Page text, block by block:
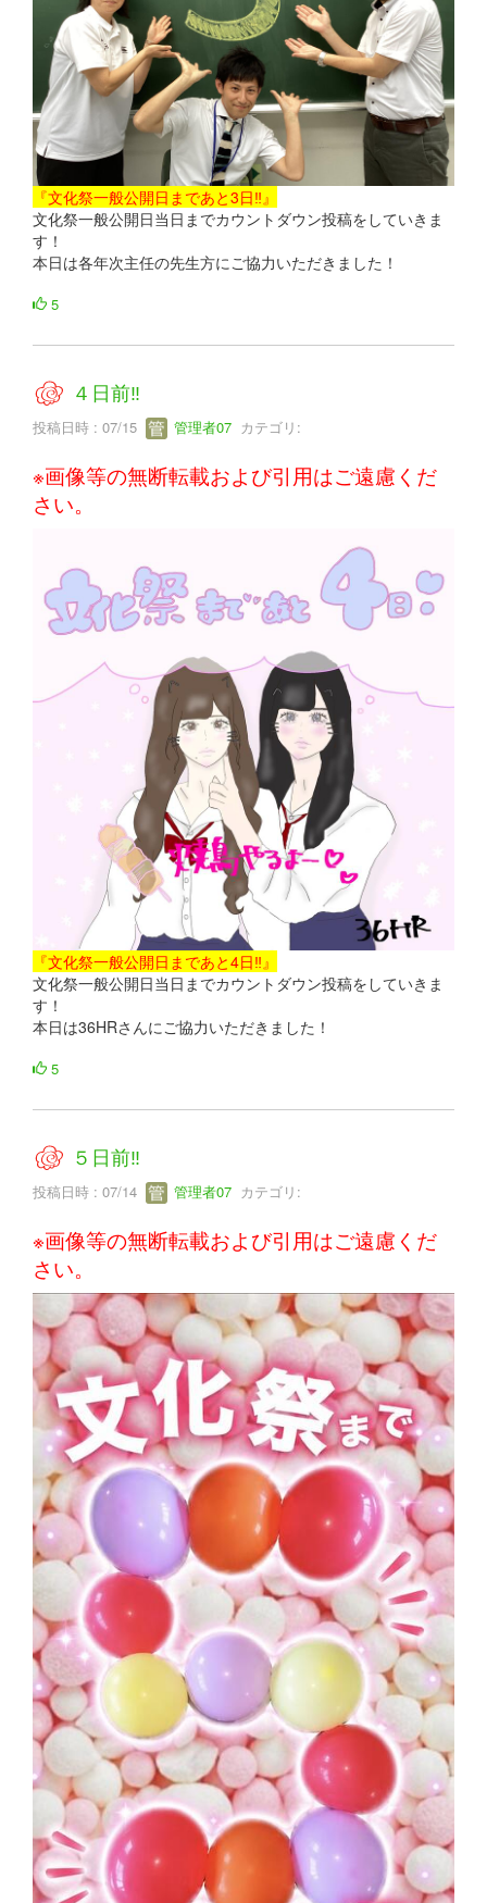
『文化祭一般公開日まであと3日‼』
文化祭一般公開日当日までカウントダウン投稿をしていきま
す！
本日は各年次主任の先生方にご協力いただきました！
5
４日前‼
投稿日時 : 07/15 管理者07 カテゴリ:
※画像等の無断転載および引用はご遠慮くだ
さい。
『文化祭一般公開日まであと4日‼』
文化祭一般公開日当日までカウントダウン投稿をしていきま
す！
本日は36HRさんにご協力いただきました！
5
５日前‼
投稿日時 : 07/14 管理者07 カテゴリ:
※画像等の無断転載および引用はご遠慮くだ
さい。